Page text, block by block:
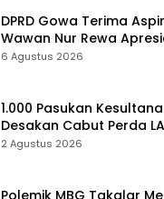
DPRD Gowa Terima
Wawan Nur Rewa
6 Agustus 2026
1.000 Pasukan
Desakan Cabut Perda
2 Agustus 2026